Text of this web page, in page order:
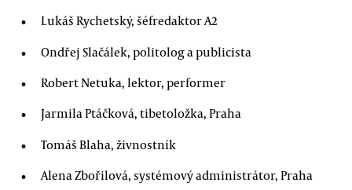
Lukáš Rychetský, šéfredaktor A2
Ondřej Slačálek, politolog a publicista
Robert Netuka, lektor, performer
Jarmila Ptáčková, tibetoložka, Praha
Tomáš Blaha, živnostník
Alena Zbořilová, systémový administrátor, Praha